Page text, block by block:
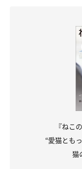
『ねこ
“愛猫とも
猫